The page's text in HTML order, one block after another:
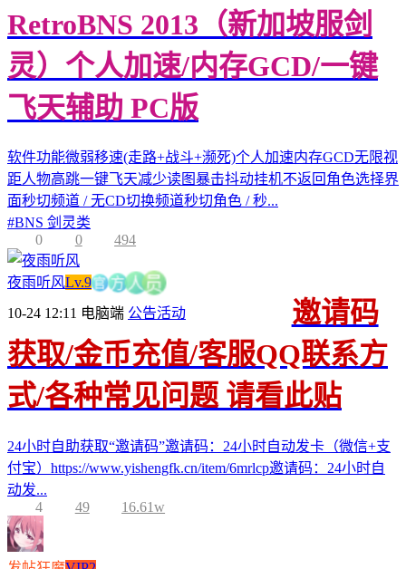
RetroBNS 2013（新加坡服剑
灵）个人加速/内存GCD/一键
飞天辅助 PC版
软件功能微弱移速(走路+战斗+濒死)个人加速内存GCD无限视
距人物高跳一键飞天减少读图暴击抖动挂机不返回角色选择界
面秒切频道 / 无CD切换频道秒切角色 / 秒...
#BNS 剑灵类
0
0 494
夜雨听风Lv.9官 方 人 员
10-24 12:11 电脑端 公告活动
邀请码
获取/金币充值/客服QQ联系方
式/各种常见问题 请看此贴
24小时自助获取“邀请码”邀请码：24小时自动发卡（微信+支
付宝）https://www.yishengfk.cn/item/6mrlcp邀请码：24小时自
动发...
4
49 16.61w